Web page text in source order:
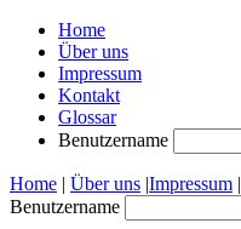
Home
Über uns
Impressum
Kontakt
Glossar
Benutzername
Home | Über uns |Impressum |
Benutzername